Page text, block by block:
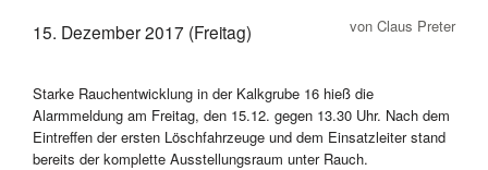
15. Dezember 2017 (Freitag) von Claus Preter
Starke Rauchentwicklung in der Kalkgrube 16 hieß die
Alarmmeldung am Freitag, den 15.12. gegen 13.30 Uhr. Nach dem
Eintreffen der ersten Löschfahrzeuge und dem Einsatzleiter stand
bereits der komplette Ausstellungsraum unter Rauch.